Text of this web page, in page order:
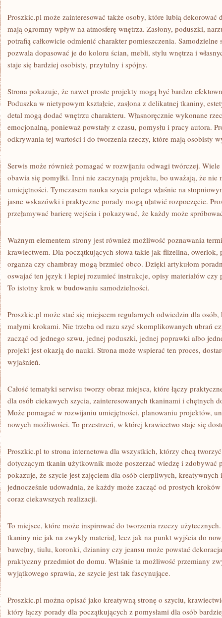
Proszkic.pl może zainteresować także osoby, które lubią dekorować
mają ogromny wpływ na atmosferę wnętrza. Zasłony, poduszki,
potrafią całkowicie odmienić charakter pomieszczenia.
pozwala dopasować je do koloru ścian, mebli, stylu wnętrza i
staje się bardziej osobisty, przytulny i spójny.
Strona pokazuje, że nawet proste projekty mogą być bardzo
Poduszka w nietypowym kształcie, zasłona z delikatnej tkaniny,
detal mogą dodać wnętrzu charakteru. Własnoręcznie wykonane
emocjonalną, ponieważ powstały z czasu, pomysłu i pracy autora.
odkrywania tej wartości i do tworzenia rzeczy, które mają osobisty
Serwis może również pomagać w rozwijaniu odwagi twórczej. Wiele
obawia się pomyłki. Inni nie zaczynają projektu, bo uważają, że nie
umiejętności. Tymczasem nauka szycia polega właśnie na
jasne wskazówki i praktyczne porady mogą ułatwić rozpoczęcie.
przełamywać barierę wejścia i pokazywać, że każdy może
Ważnym elementem strony jest również możliwość poznawania
krawiectwem. Dla początkujących słowa takie jak flizelina,
organza czy chambray mogą brzmieć obco. Dzięki artykułom
oswajać ten język i lepiej rozumieć instrukcje, opisy materiałów
To istotny krok w budowaniu samodzielności.
Proszkic.pl może stać się miejscem regularnych odwiedzin dla
małymi krokami. Nie trzeba od razu szyć skomplikowanych ubrań
zacząć od jednego szwu, jednej poduszki, jednej poprawki albo
projekt jest okazją do nauki. Strona może wspierać ten proces,
wyjaśnień.
Całość tematyki serwisu tworzy obraz miejsca, które łączy
dla osób ciekawych szycia, zainteresowanych tkaninami i chętnych
Może pomagać w rozwijaniu umiejętności, planowaniu projektów,
nowych możliwości. To przestrzeń, w której krawiectwo staje się
Proszkic.pl to strona internetowa dla wszystkich, którzy chcą
dotyczącym tkanin użytkownik może poszerzać wiedzę i zdobywać
pokazuje, że szycie jest zajęciem dla osób cierpliwych, kreatywnych
jednocześnie udowadnia, że każdy może zacząć od prostych
coraz ciekawszych realizacji.
To miejsce, które może inspirować do tworzenia rzeczy
tkaniny nie jak na zwykły materiał, lecz jak na punkt wyjścia do
bawełny, tiulu, koronki, dzianiny czy jeansu może powstać
praktyczny przedmiot do domu. Właśnie ta możliwość przemiany
wyjątkowego sprawia, że szycie jest tak fascynujące.
Proszkic.pl można opisać jako kreatywną stronę o szyciu,
który łączy porady dla początkujących z pomysłami dla osób